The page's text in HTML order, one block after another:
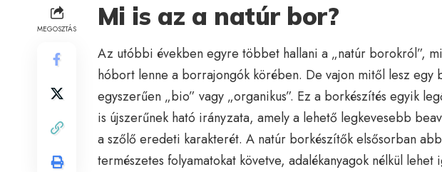
MEGOSZTÁS Mi is az a natúr bor?
Az utóbbi években egyre többet hallani a „natúr borokról”,
hóbort lenne a borrajongók körében. De vajon mitől lesz egy
egyszerűen „bio” vagy „organikus”. Ez a borkészítés egyik
is újszerűnek ható irányzata, amely a lehető legkevesebb
a szőlő eredeti karakterét. A natúr borkészítők elsősorban
természetes folyamatokat követve, adalékanyagok nélkül lehet